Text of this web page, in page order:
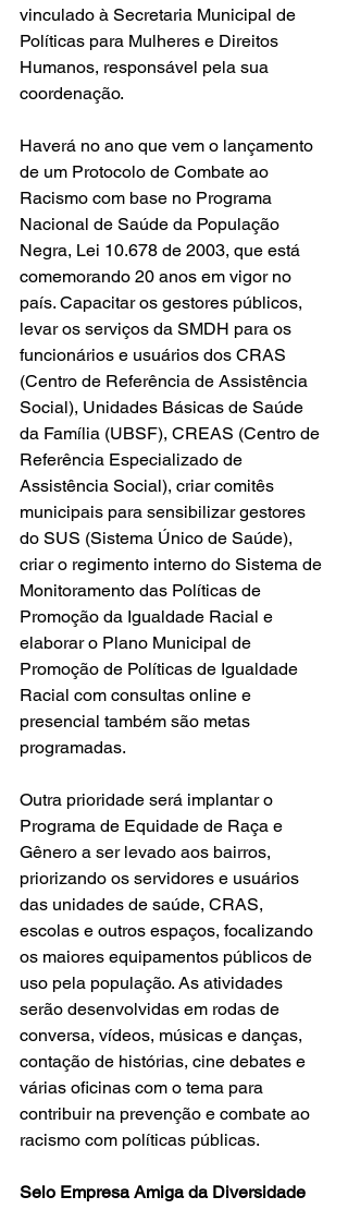
vinculado à Secretaria Municipal de
Políticas para Mulheres e Direitos
Humanos, responsável pela sua
coordenação.
Haverá no ano que vem o lançamento
de um Protocolo de Combate ao
Racismo com base no Programa
Nacional de Saúde da População
Negra, Lei 10.678 de 2003, que está
comemorando 20 anos em vigor no
país. Capacitar os gestores públicos,
levar os serviços da SMDH para os
funcionários e usuários dos CRAS
(Centro de Referência de Assistência
Social), Unidades Básicas de Saúde
da Família (UBSF), CREAS (Centro de
Referência Especializado de
Assistência Social), criar comitês
municipais para sensibilizar gestores
do SUS (Sistema Único de Saúde),
criar o regimento interno do Sistema de
Monitoramento das Políticas de
Promoção da Igualdade Racial e
elaborar o Plano Municipal de
Promoção de Políticas de Igualdade
Racial com consultas online e
presencial também são metas
programadas.
Outra prioridade será implantar o
Programa de Equidade de Raça e
Gênero a ser levado aos bairros,
priorizando os servidores e usuários
das unidades de saúde, CRAS,
escolas e outros espaços, focalizando
os maiores equipamentos públicos de
uso pela população. As atividades
serão desenvolvidas em rodas de
conversa, vídeos, músicas e danças,
contação de histórias, cine debates e
várias oficinas com o tema para
contribuir na prevenção e combate ao
racismo com políticas públicas.
Selo Empresa Amiga da Diversidade